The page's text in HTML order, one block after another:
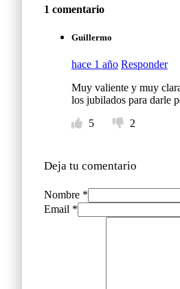
1 comentario
Guillermo
hace 1 año Responder
Muy valiente y muy
los jubilados para darle
5
2
Deja tu comentario
Nombre *
Email *